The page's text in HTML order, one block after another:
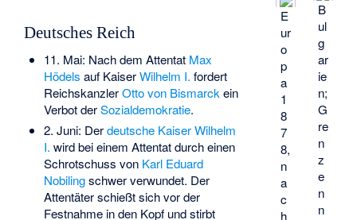
B
ul
g
ar
ie
n;
G
re
n
z
e
n
n
E
ur
o
p
a
1
8
7
8,
n
a
c
h
Deutsches Reich
11. Mai: Nach dem Attentat Max
Hödels auf KaiserWilhelm I. fordert
ReichskanzlerOtto von Bismarckein
Verbot derSozialdemokratie.
2. Juni: Derdeutsche Kaiser Wilhelm
I. wird bei einem Attentat durch einen
Schrotschuss von Karl Eduard
Nobilingschwer verwundet. Der
Attentäter schießt sich vor der
Festnahme in den Kopf und stirbt